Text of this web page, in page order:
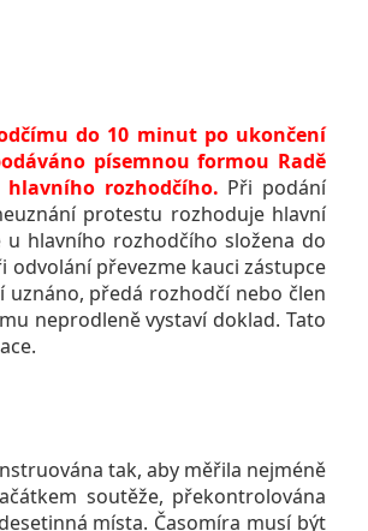
do 10 minut po ukončení
písemnou formou Radě
rozhodčího. Při podání
protestu rozhoduje hlavní
hlavního rozhodčího složena do
odvolání převezme kauci zástupce
uznáno, předá rozhodčí nebo člen
neprodleně vystaví doklad. Tato
tak, aby měřila nejméně
soutěže, překontrolována
místa. Časomíra musí být